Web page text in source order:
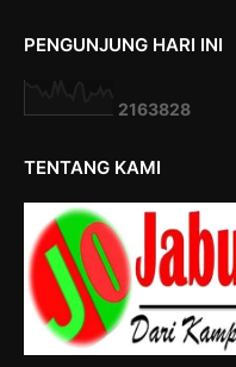
PENGUNJUNG HARI INI
2163828
TENTANG KAMI